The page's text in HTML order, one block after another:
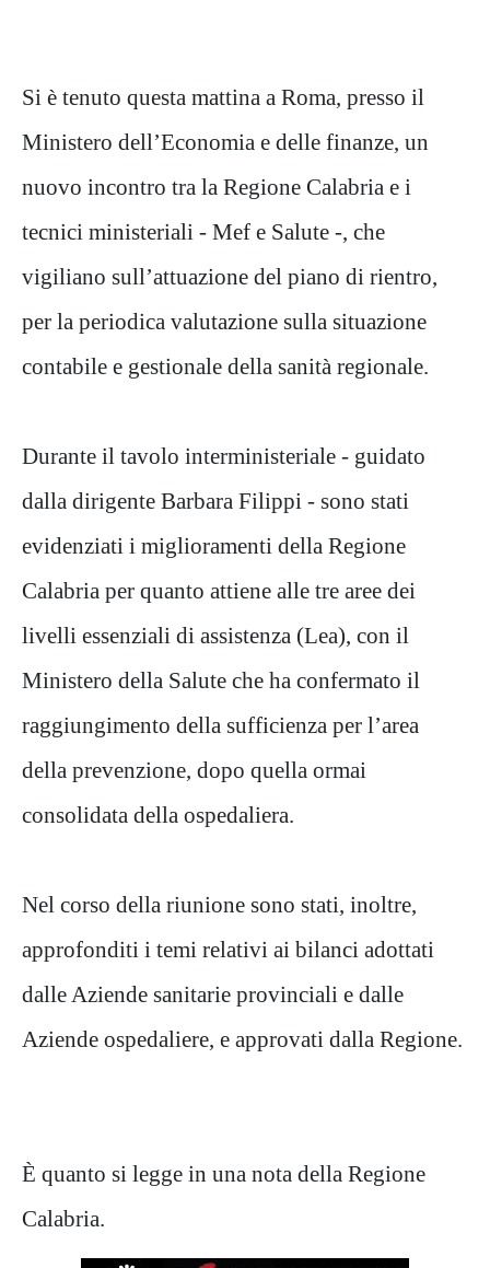
Si è tenuto questa mattina a Roma, presso il
Ministero dell’Economia e delle finanze, un
nuovo incontro tra la Regione Calabria e i
tecnici ministeriali - Mef e Salute -, che
vigiliano sull’attuazione del piano di rientro,
per la periodica valutazione sulla situazione
contabile e gestionale della sanità regionale.
Durante il tavolo interministeriale - guidato
dalla dirigente Barbara Filippi - sono stati
evidenziati i miglioramenti della Regione
Calabria per quanto attiene alle tre aree dei
livelli essenziali di assistenza (Lea), con il
Ministero della Salute che ha confermato il
raggiungimento della sufficienza per l’area
della prevenzione, dopo quella ormai
consolidata della ospedaliera.
Nel corso della riunione sono stati, inoltre,
approfonditi i temi relativi ai bilanci adottati
dalle Aziende sanitarie provinciali e dalle
Aziende ospedaliere, e approvati dalla Regione.
È quanto si legge in una nota della Regione
Calabria.